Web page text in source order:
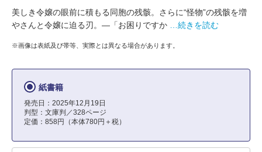
美しき令嬢の眼前に積もる同胞の残骸。さらに“怪物”の残骸を増
やさんと令嬢に迫る刃。―「お困りですか
…続きを読む
※画像は表紙及び帯等、実際とは異なる場合があります。
紙書籍
発売日：2025年12月19日
判型：文庫判／328ページ
定価：858円（本体780円＋税）